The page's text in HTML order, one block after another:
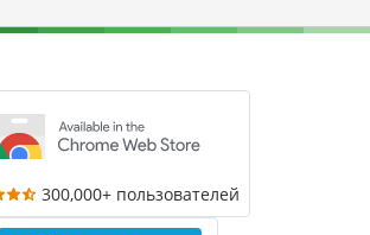
300,000+ пользователей